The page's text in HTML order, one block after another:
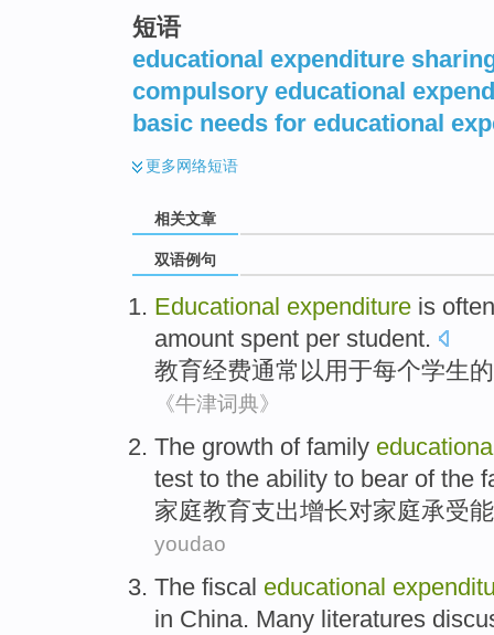
短语
educational expenditure
compulsory educational
basic needs for educational
更多网络短语
相关文章
双语例句
Educational expenditure is often
amount spent per student.
教育经费通常 以用于每个学生的
《牛津词典》
The growth of family
test to the ability to bear ofthe
家庭教育支出增长对家庭承受
youdao
The fiscal educational
in China. Many literatures